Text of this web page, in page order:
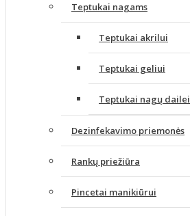
Teptukai nagams
Teptukai akrilui
Teptukai geliui
Teptukai nagų dailei
Dezinfekavimo priemonės
Rankų priežiūra
Pincetai manikiūrui